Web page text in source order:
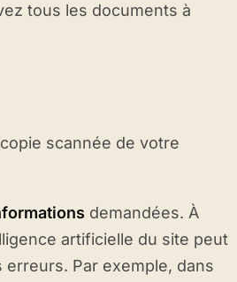
tous les documents à
scannée de votre
demandées. À
artificielle du site peut
Par exemple, dans